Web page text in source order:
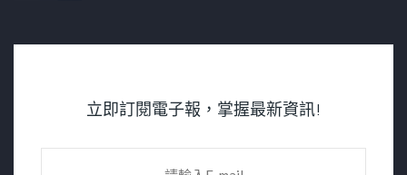
立即訂閱電子報，掌握最新資訊!